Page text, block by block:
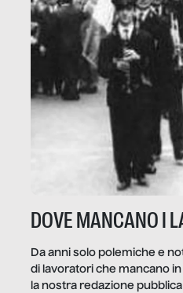
DOVE MANCANO I
Da anni solo polemiche e
di lavoratori che mancano
la nostra redazione pubblica